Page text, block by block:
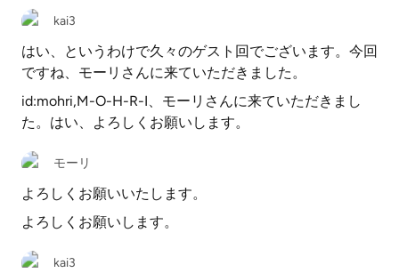
kai3
はい、というわけで久々のゲスト回でございます。今回
ですね、モーリさんに来ていただきました。
id:mohri,M-O-H-R-I、モーリさんに来ていただきまし
た。はい、よろしくお願いします。
モーリ
よろしくお願いいたします。
よろしくお願いします。
kai3